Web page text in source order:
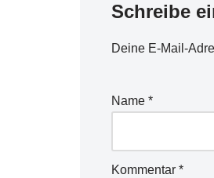
Schreibe
Deine E-Mail-
Name *
Kommentar *